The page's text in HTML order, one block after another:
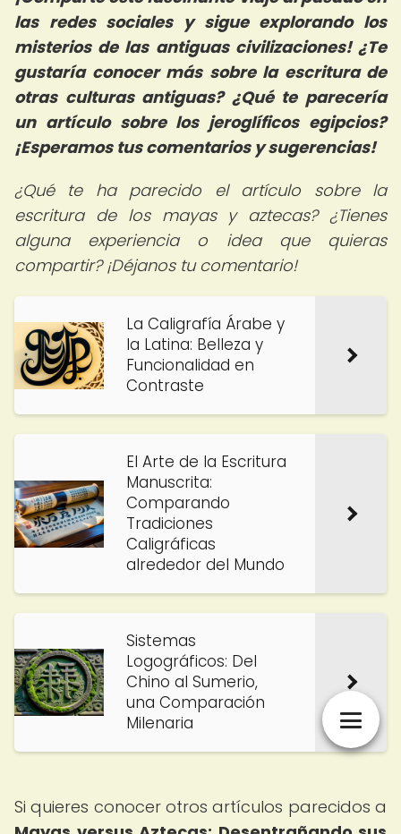
las redes sociales y sigue explorando los
misterios de las antiguas civilizaciones! ¿Te
gustaría conocer más sobre la escritura de
otras culturas antiguas? ¿Qué te parecería
un artículo sobre los jeroglíficos egipcios?
¡Esperamos tus comentarios y sugerencias!
¿Qué te ha parecido el artículo sobre la
escritura de los mayas y aztecas? ¿Tienes
alguna experiencia o idea que quieras
compartir? ¡Déjanos tu comentario!
La Caligrafía Árabe y
la Latina: Belleza y
Funcionalidad en
Contraste
El Arte de la Escritura
Manuscrita:
Comparando
Tradiciones
Caligráficas
alrededor del Mundo
Sistemas
Logográficos: Del
Chino al Sumerio,
una Comparación
Milenaria
Si quieres conocer otros artículos parecidos a